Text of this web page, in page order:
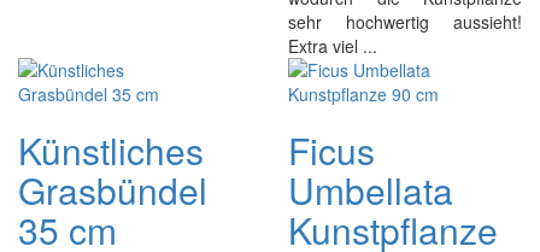
sehr hochwertig aussieht!
Extra viel ...
Künstliches
Grasbündel
35 cm
Ficus
Umbellata
Kunstpflanze